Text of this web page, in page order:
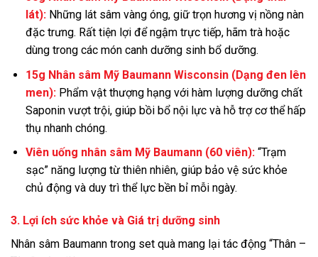
lát):Những lát sâm vàng óng, giữ trọn hương vị nồng nàn
đặc trưng. Rất tiện lợi để ngậm trực tiếp, hãm trà hoặc
dùng trong các món canh dưỡng sinh bổ dưỡng.
15g Nhân sâm Mỹ Baumann Wisconsin (Dạng đen lên
men): Phẩm vật thượng hạng với hàm lượng dưỡng chất
Saponin vượt trội, giúp bồi bổ nội lực và hỗ trợ cơ thể hấp
thụ nhanh chóng.
Viên uống nhân sâm Mỹ Baumann (60 viên):“Trạm
sạc” năng lượng từ thiên nhiên, giúp bảo vệ sức khỏe
chủ động và duy trì thể lực bền bỉ mỗi ngày.
3. Lợi ích sức khỏe và Giá trị dưỡng sinh
Nhân sâm Baumann trong set quà mang lại tác động “Thân –